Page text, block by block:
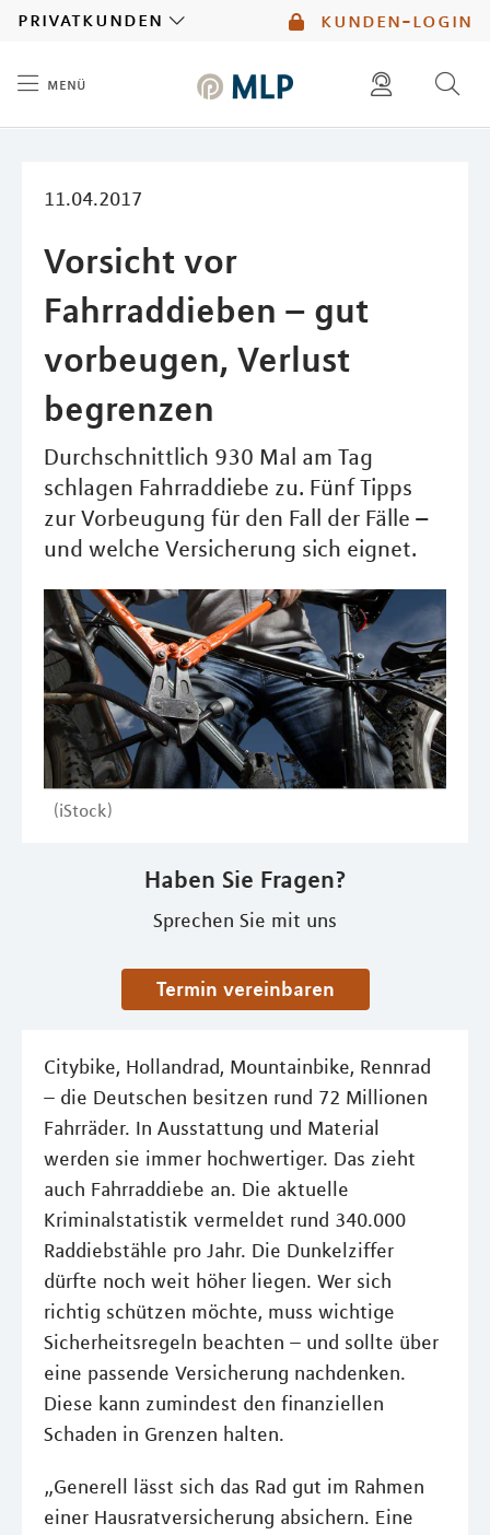
kunden-login
privatkunden
menü
11.04.2017
Vorsicht vor
Fahrraddieben – gut
vorbeugen, Verlust
begrenzen
Durchschnittlich 930 Mal am Tag
schlagen Fahrraddiebe zu. Fünf Tipps
zur Vorbeugung für den Fall der Fälle –
und welche Versicherung sich eignet.
(iStock)
Haben Sie Fragen?
Sprechen Sie mit uns
Termin vereinbaren
Citybike, Hollandrad, Mountainbike, Rennrad
– die Deutschen besitzen rund 72 Millionen
Fahrräder. In Ausstattung und Material
werden sie immer hochwertiger. Das zieht
auch Fahrraddiebe an. Die aktuelle
Kriminalstatistik vermeldet rund 340.000
Raddiebstähle pro Jahr. Die Dunkelziffer
dürfte noch weit höher liegen. Wer sich
richtig schützen möchte, muss wichtige
Sicherheitsregeln beachten – und sollte über
eine passende Versicherung nachdenken.
Diese kann zumindest den finanziellen
Schaden in Grenzen halten.
„Generell lässt sich das Rad gut im Rahmen
einer Hausratversicherung absichern. Eine